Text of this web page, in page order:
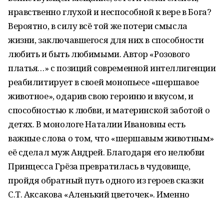
нравственно глухой и неспособной к вере в Бога?
Вероятно, в силу всё той же потери смысла
жизни, заключавшегося для них в способности
любить и быть любимыми. Автор «Розового
платья…» с позиций современной интеллигенции
реабилитирует в своей монопьесе «шершавое
животное», одарив свою героиню и вкусом, и
способностью к любви, и материнской заботой о
детях. В монологе Наталии Ивановны есть
важные слова о том, что «шершавым животным»
её сделал муж Андрей. Благодаря его нелюбви
Принцесса Грёза превратилась в чудовище,
пройдя обратный путь одного из героев сказки
С.Т. Аксакова «Аленький цветочек». Именно